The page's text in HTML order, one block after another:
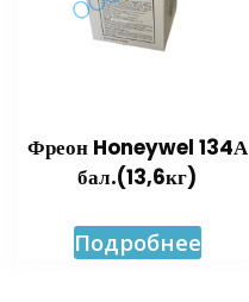
Фреон Honeywel 134А
бал.(13,6кг)
Подробнее